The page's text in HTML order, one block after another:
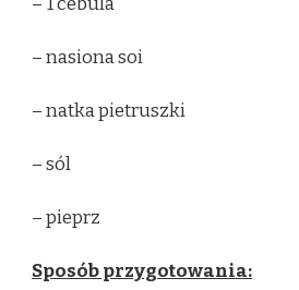
– nasiona soi
– natka pietruszki
– sól
– pieprz
Sposób przygotowania: